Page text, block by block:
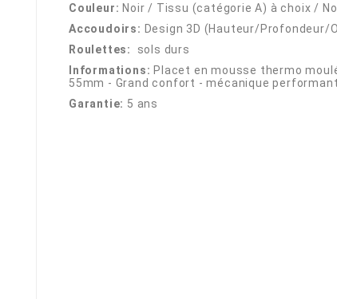
Couleur: Noir / Tissu (catégorie A) à choix /
Accoudoirs: Design 3D (Hauteur/Profondeur/
Roulettes: sols durs
Informations: Placet en mousse thermo
55mm - Grand confort - mécanique
Garantie: 5 ans